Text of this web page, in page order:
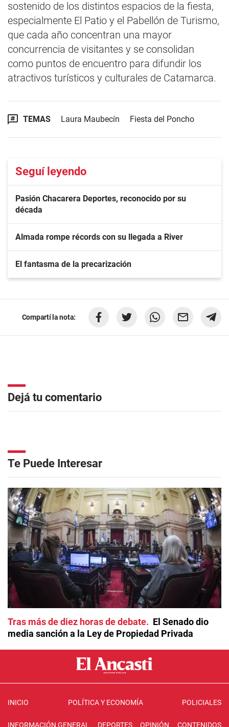
sostenido de los distintos espacios de la fiesta,
especialmente El Patio y el Pabellón de Turismo,
que cada año concentran una mayor
concurrencia de visitantes y se consolidan
como puntos de encuentro para difundir los
atractivos turísticos y culturales de Catamarca.
TEMAS Laura Maubecín Fiesta del Poncho
Seguí leyendo
Pasión Chacarera Deportes, reconocido por su
década
Almada rompe récords con su llegada a River
El fantasma de la precarización
Compartí la nota:
Dejá tu comentario
Te Puede Interesar
Tras más de diez horas de debate
El Senado dio
media sanción a la Ley de Propiedad Privada
INICIO POLÍTICA Y ECONOMÍA POLICIALES
INFORMACIÓN GENERAL DEPORTES OPINIÓN CONTENIDOS